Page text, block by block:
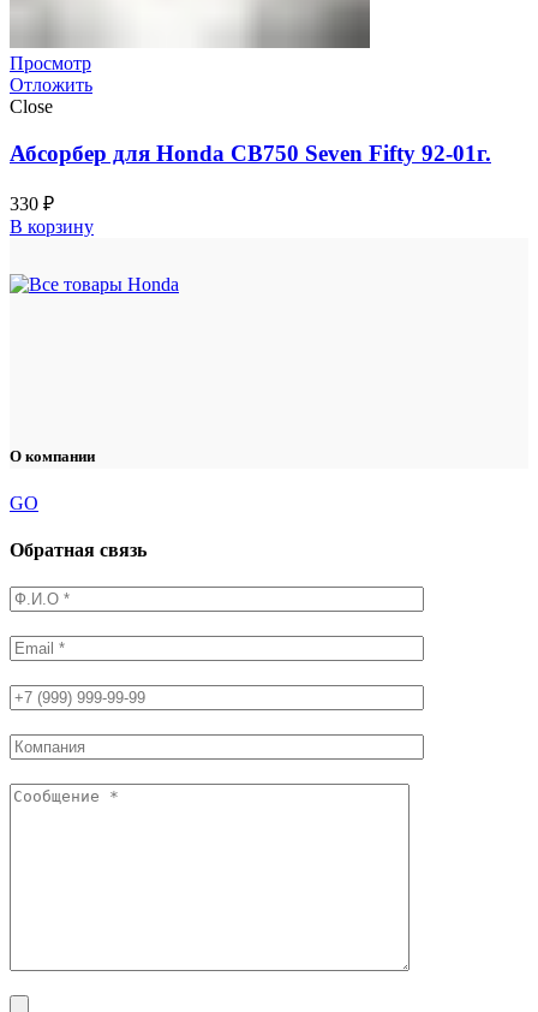
Просмотр
Отложить
Close
Абсорбер для Honda CB750 Seven Fifty 92-01г.
330 ₽
В корзину
О компании
GO
Обратная связь